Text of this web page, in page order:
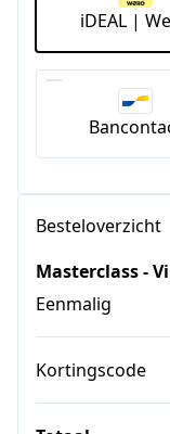
iDEAL |
Besteloverzicht
Masterclass -
Eenmalig
Kortingscode